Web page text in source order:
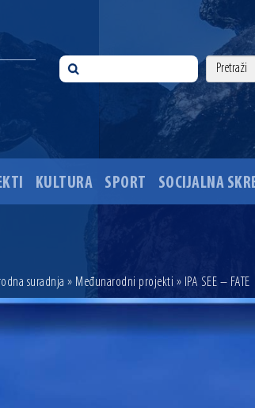
KULTURA SPORT SOCIJALNA
vrtiće upisan rekordan broj djece, te najavio cjelovitu obnovu
suradnja » Međunarodni projekti » IPA SEE – FATE